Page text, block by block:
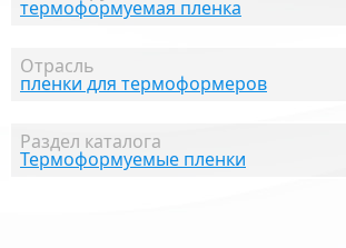
термоформуемая пленка
Отрасль
пленки для термоформеров
Раздел каталога
Термоформуемые пленки